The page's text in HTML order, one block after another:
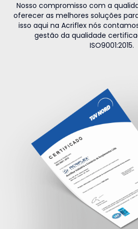
Nosso compromisso com a
oferecer as melhores soluções
isso aqui na Acriflexnós
gestão da qualidade
ISO9001:2015.